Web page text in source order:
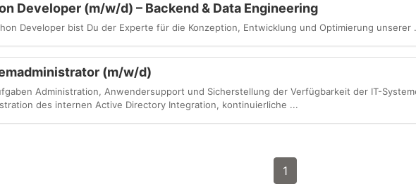
Developer (m/w/d) – Backend & Data Engineering
Developer bist Du der Experte für die Konzeption, Entwicklung und Optimierung unserer
(m/w/d)
Administration, Anwendersupport und Sicherstellung der Verfügbarkeit der IT-
des internen Active Directory Integration, kontinuierliche ...
1